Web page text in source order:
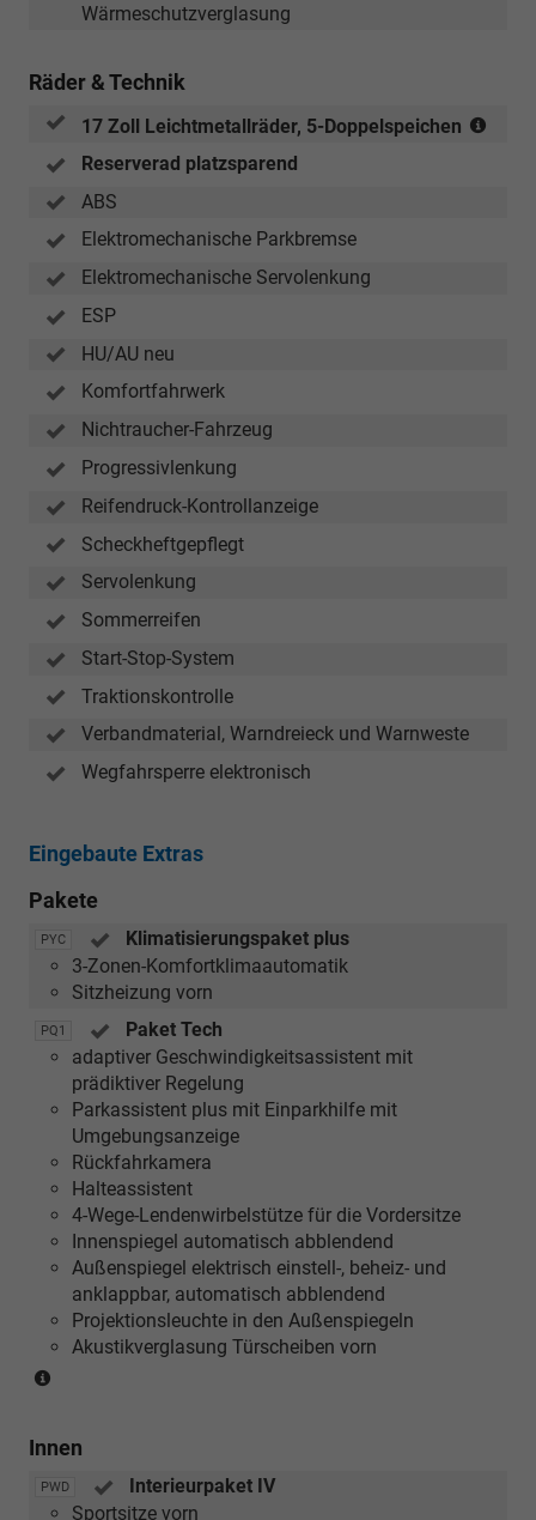
Wärmeschutzverglasung
Räder & Technik
17 Zoll Leichtmetallräder, 5-Doppelspeichen
Reserverad platzsparend
ABS
Elektromechanische Parkbremse
Elektromechanische Servolenkung
ESP
HU/AU neu
Komfortfahrwerk
Nichtraucher-Fahrzeug
Progressivlenkung
Reifendruck-Kontrollanzeige
Scheckheftgepflegt
Servolenkung
Sommerreifen
Start-Stop-System
Traktionskontrolle
Verbandmaterial, Warndreieck und Warnweste
Wegfahrsperre elektronisch
Eingebaute Extras
Pakete
PYC
Klimatisierungspaket plus
3-Zonen-Komfortklimaautomatik
Sitzheizung vorn
PQ1
Paket Tech
adaptiver Geschwindigkeitsassistent mit
prädiktiver Regelung
Parkassistent plus mit Einparkhilfe mit
Umgebungsanzeige
Rückfahrkamera
Halteassistent
4-Wege-Lendenwirbelstütze für die Vordersitze
Innenspiegel automatisch abblendend
Außenspiegel elektrisch einstell-, beheiz- und
anklappbar, automatisch abblendend
Projektionsleuchte in den Außenspiegeln
Akustikverglasung Türscheiben vorn
mit
[4K6/7AL]
Komfortschlüssel
Innen
PWD
Interieurpaket IV
Sportsitze vorn